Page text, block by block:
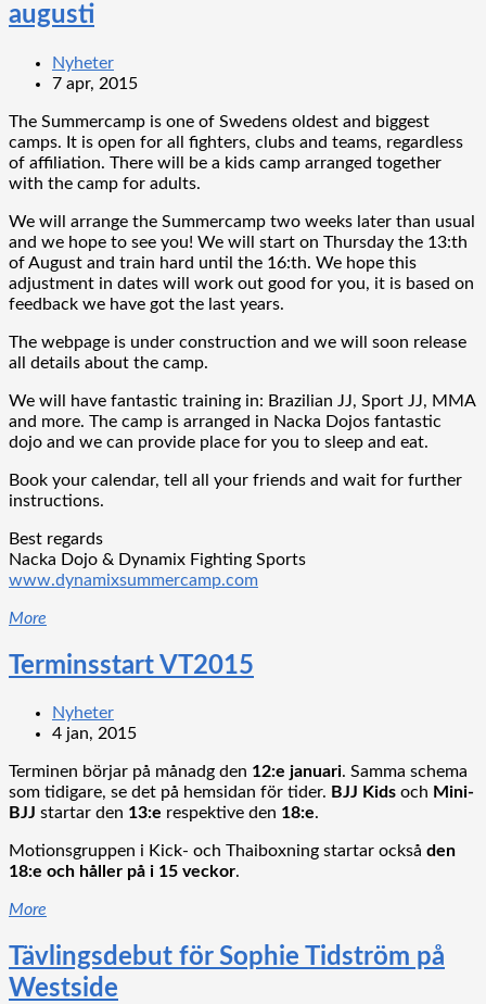
augusti
Nyheter
7 apr, 2015
The Summercamp is one of Swedens oldest and biggest
camps. It is open for all fighters, clubs and teams, regardless
of affiliation. There will be a kids camp arranged together
with the camp for adults.
We will arrange the Summercamp two weeks later than usual
and we hope to see you! We will start on Thursday the 13:th
of August and train hard until the 16:th. We hope this
adjustment in dates will work out good for you, it is based on
feedback we have got the last years.
The webpage is under construction and we will soon release
all details about the camp.
We will have fantastic training in: Brazilian JJ, Sport JJ, MMA
and more. The camp is arranged in Nacka Dojos fantastic
dojo and we can provide place for you to sleep and eat.
Book your calendar, tell all your friends and wait for further
instructions.
Best regards
Nacka Dojo & Dynamix Fighting Sports
www.dynamixsummercamp.com
More
Terminsstart VT2015
Nyheter
4 jan, 2015
Terminen börjar på månadg den 12:e januari. Samma schema
som tidigare, se det på hemsidan för tider. BJJ Kids och Mini-
BJJ startar den 13:e respektive den 18:e.
Motionsgruppen i Kick- och Thaiboxning startar också den
18:e och håller på i 15 veckor.
More
Tävlingsdebut för Sophie Tidström på
Westside